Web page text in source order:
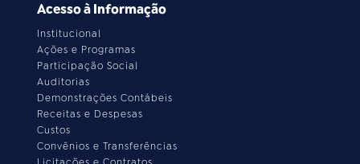
Acesso à Informação
Institucional
Ações e Programas
Participação Social
Auditorias
Demonstrações Contábeis
Receitas e Despesas
Custos
Convênios e Transferências